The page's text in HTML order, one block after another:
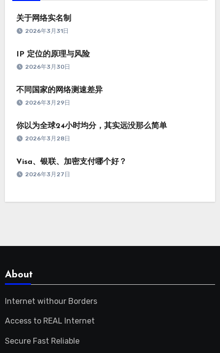
关于网络实名制
2026年3月31日
IP 定位的原理与风险
2026年3月30日
不同国家的网络测速差异
2026年3月29日
你以为全球24小时均分，其实远没那么简单
2026年3月28日
Visa、银联、加密支付哪个好？
2026年3月27日
About
Internet withour Borders
Access to REAL Internet
Secure Fast Reliable